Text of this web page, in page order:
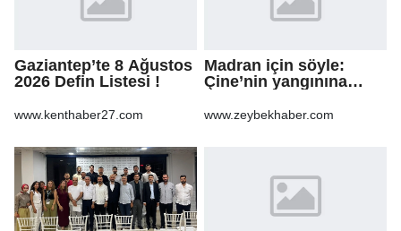
Gaziantep’te 8 Ağustos
2026 Defin Listesi !
www.kenthaber27.com
Madran için söyle:
Çine’nin yangınına
www.zeybekhaber.com